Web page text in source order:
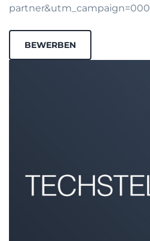
partner&utm_campaign=000
BEWERBEN